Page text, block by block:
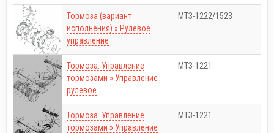
Тормоза (вариант
исполнения) » Рулевое
управление
МТЗ-1222/1523
Тормоза. Управление
тормозами » Управление
рулевое
МТЗ-1221
Тормоза. Управление
тормозами » Управление
МТЗ-1221